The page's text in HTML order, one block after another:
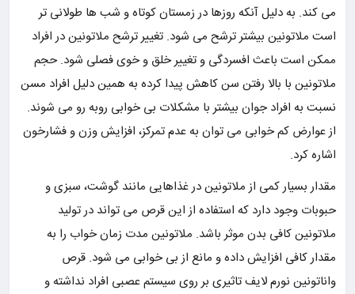
می کند. به دلیل آنکه روزها در زمستان کوتاه و شب ها طولانی تر
است ملاتونین بیشتر ترشح می شود. تغییر ترشح ملاتونین در افراد
ممکن است باعث افسردگی و تغییر خلق و خوی فصلی شود. حجم
ملاتونین با بالا رفتن سن کاهش پیدا کرده به همین دلیل افراد مسن
نسبت به افراد جوان بیشتر با مشکلات بی خوابی روبه رو می شوند.
از عوارض کم خوابی می توان به عدم تمرکز، افزایش وزن و فشارخون
اشاره کرد.
مقدار بسیار کمی از ملاتونین در غذاهایی مانند گوشت، سبزی و
حبوبات وجود دارد که استفاده از این قرص می تواند در تولید
ملاتونین کافی بدن موثر باشد. ملاتونین مدت زمان خواب را به
مقدار کافی افزایش داده و مانع از بی خوابی می شود. قرص
واناتونین نورم لایف تاثیری بر روی سیستم عصبی افراد نداشته و